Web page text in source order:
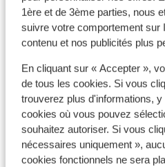
1ère et de 3ème parties, nous
suivre votre comportement sur
contenu et nos publicités plus
En cliquant sur « Accepter »,
de tous les cookies. Si vous
trouverez plus d'informations,
cookies où vous pouvez
souhaitez autoriser. Si vous
nécessaires uniquement »,
cookies fonctionnels ne sera
Hôtel Iberostar Waves
Réservé aux adultes
Hôtel H10 Ocean Dreams
Hôtel Barcelo Corralejo Bay